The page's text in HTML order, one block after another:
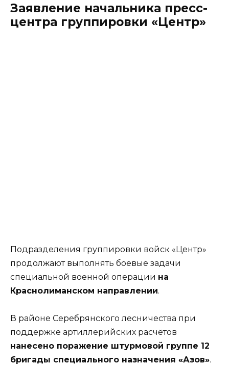
Заявление начальника пресс-
центра группировки «Центр»
Подразделения группировки войск «Центр»
продолжают выполнять боевые задачи
специальной военной операции на
Краснолиманском направлении.
В районе Серебрянского лесничества при
поддержке артиллерийских расчётов
нанесено поражение штурмовой группе 12
бригады специального назначения «Азов».